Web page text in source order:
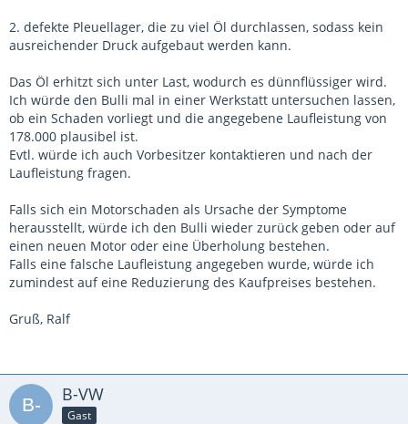
2. defekte Pleuellager, die zu viel Öl durchlassen, sodass kein
ausreichender Druck aufgebaut werden kann.
Das Öl erhitzt sich unter Last, wodurch es dünnflüssiger wird.
Ich würde den Bulli mal in einer Werkstatt untersuchen lassen,
ob ein Schaden vorliegt und die angegebene Laufleistung von
178.000 plausibel ist.
Evtl. würde ich auch Vorbesitzer kontaktieren und nach der
Laufleistung fragen.
Falls sich ein Motorschaden als Ursache der Symptome
herausstellt, würde ich den Bulli wieder zurück geben oder auf
einen neuen Motor oder eine Überholung bestehen.
Falls eine falsche Laufleistung angegeben wurde, würde ich
zumindest auf eine Reduzierung des Kaufpreises bestehen.
Gruß, Ralf
B-VW
Gast